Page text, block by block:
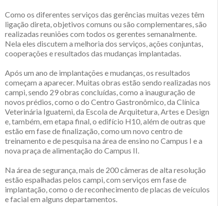
Como os diferentes serviços das gerências muitas vezes têm
ligação direta, objetivos comuns ou são complementares, são
realizadas reuniões com todos os gerentes semanalmente.
Nela eles discutem a melhoria dos serviços, ações conjuntas,
cooperações e resultados das mudanças implantadas.
Após um ano de implantações e mudanças, os resultados
começam a aparecer. Muitas obras estão sendo realizadas nos
campi, sendo 29 obras concluídas, como a inauguração de
novos prédios, como o do Centro Gastronômico, da Clínica
Veterinária Iguatemi, da Escola de Arquitetura, Artes e Design
e, também, em etapa final, o edifício H10, além de outras que
estão em fase de finalização, como um novo centro de
treinamento e de pesquisa na área de ensino no Campus I e a
nova praça de alimentação do Campus II.
Na área de segurança, mais de 200 câmeras de alta resolução
estão espalhadas pelos campi, com serviços em fase de
implantação, como o de reconhecimento de placas de veículos
e facial em alguns departamentos.